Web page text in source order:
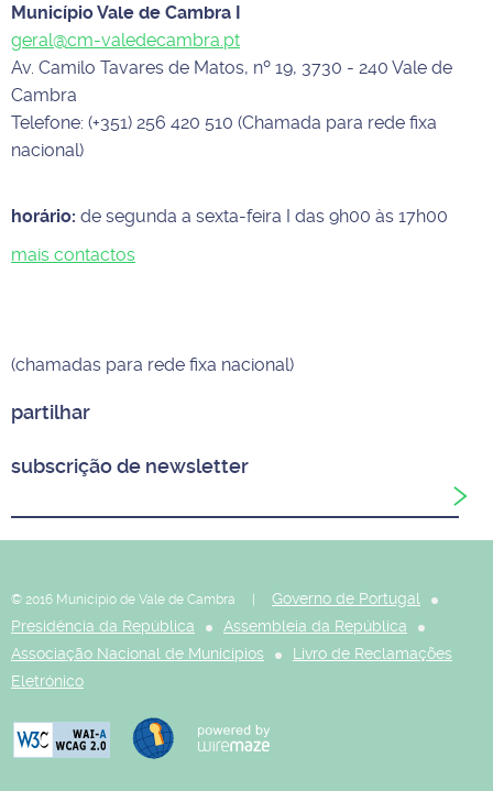
Município Vale de Cambra I
geral@cm-valedecambra.pt
Av. Camilo Tavares de Matos, nº 19, 3730 - 240 Vale de
Cambra
Telefone: (+351) 256 420 510 (Chamada para rede fixa
nacional)
horário: de segunda a sexta-feira I das 9h00 às 17h00
mais contactos
(chamadas para rede fixa nacional)
partilhar
subscrição de newsletter
© 2016 Município de Vale de Cambra |
Governo de Portugal
Presidência da República
Assembleia da República
Associação Nacional de Municípios
Livro de Reclamações
Eletrónico